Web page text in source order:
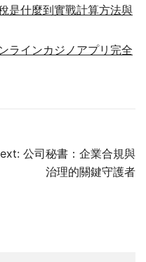
是什麼到實戰計算方法與
ラインカジノアプリ完全
公司秘書：企業合規與
治理的關鍵守護者